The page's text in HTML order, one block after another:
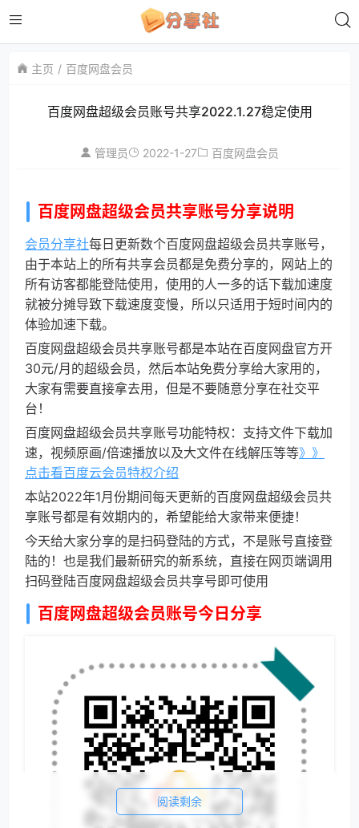
主页 百度网盘会员
百度网盘超级会员账号共享2022.1.27稳定使用
管理员 2022-1-27 百度网盘会员
百度网盘超级会员共享账号分享说明
会员分享社每日更新数个百度网盘超级会员共享账号，
由于本站上的所有共享会员都是免费分享的，网站上的
所有访客都能登陆使用，使用的人一多的话下载加速度
就被分摊导致下载速度变慢，所以只适用于短时间内的
体验加速下载。
百度网盘超级会员共享账号都是本站在百度网盘官方开
30元/月的超级会员，然后本站免费分享给大家用的，
大家有需要直接拿去用，但是不要随意分享在社交平
台！
百度网盘超级会员共享账号功能特权：支持文件下载加
速，视频原画/倍速播放以及大文件在线解压等等》》
点击看百度云会员特权介绍
本站2022年1月份期间每天更新的百度网盘超级会员共
享账号都是有效期内的，希望能给大家带来便捷！
今天给大家分享的是扫码登陆的方式，不是账号直接登
陆的！也是我们最新研究的新系统，直接在网页端调用
扫码登陆百度网盘超级会员共享号即可使用
百度网盘超级会员账号今日分享
阅读剩余